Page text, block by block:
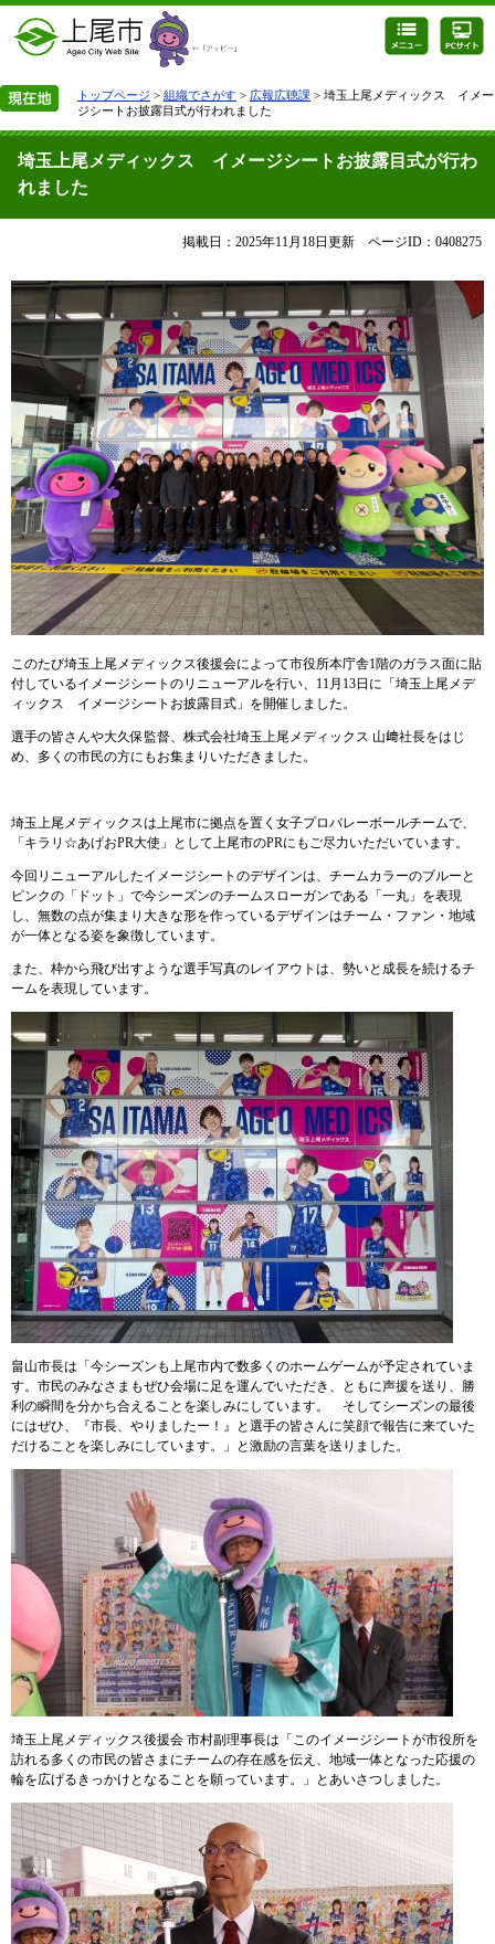
トップページ > 組織でさがす > 広報広聴課 > 埼玉上尾メディックス イメー
ジシートお披露目式が行われました
埼玉上尾メディックス イメージシートお披露目式が行わ
れました
掲載日：2025年11月18日更新 ページID：0408275
このたび埼玉上尾メディックス後援会によって市役所本庁舎1階のガラス面に貼
付しているイメージシートのリニューアルを行い、11月13日に「埼玉上尾メデ
ィックス イメージシートお披露目式」を開催しました。
選手の皆さんや大久保監督、株式会社埼玉上尾メディックス 山﨑社長をはじ
め、多くの市民の方にもお集まりいただきました。
埼玉上尾メディックスは上尾市に拠点を置く女子プロバレーボールチームで、
「キラリ☆あげおPR大使」として上尾市のPRにもご尽力いただいています。
今回リニューアルしたイメージシートのデザインは、チームカラーのブルーと
ピンクの「ドット」で今シーズンのチームスローガンである「一丸」を表現
し、無数の点が集まり大きな形を作っているデザインはチーム・ファン・地域
が一体となる姿を象徴しています。
また、枠から飛び出すような選手写真のレイアウトは、勢いと成長を続けるチ
ームを表現しています。​
畠山市長は「今シーズンも上尾市内で数多くのホームゲームが予定されていま
す。市民のみなさまもぜひ会場に足を運んでいただき、ともに声援を送り、勝
利の瞬間を分かち合えることを楽しみにしています。 そしてシーズンの最後
にはぜひ、『市長、やりましたー！』と選手の皆さんに笑顔で報告に来ていた
だけることを楽しみにしています。」と激励の言葉を送りました。
埼玉上尾メディックス後援会 市村副理事長は「このイメージシートが市役所を
訪れる多くの市民の皆さまにチームの存在感を伝え、地域一体となった応援の
輪を広げるきっかけとなることを願っています。」とあいさつしました。